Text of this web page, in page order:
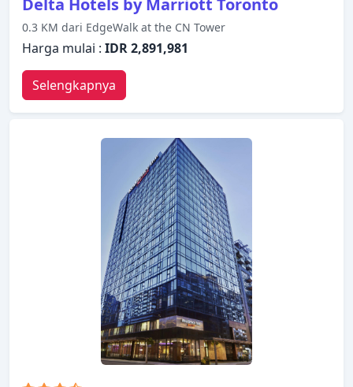
Delta Hotels by Marriott Toronto
0.3 KM dari EdgeWalk at the CN Tower
Harga mulai : IDR 2,891,981
Selengkapnya